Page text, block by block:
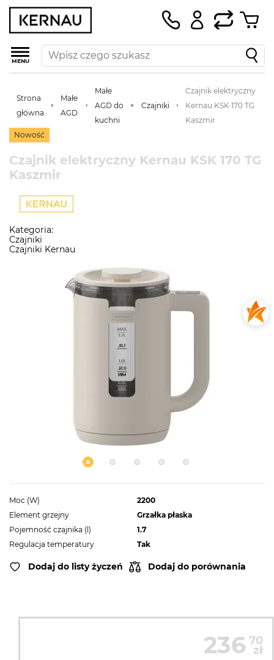
MENU
Strona
główna
Małe
AGD
Małe
AGD do
kuchni
Czajniki
Czajnik elektryczny
Kernau KSK 170 TG
Kaszmir
Nowość
Czajnik elektryczny Kernau KSK 170 TG
Kaszmir
Kategoria:
Czajniki
Czajniki Kernau
Moc (W)
2200
Element grzejny
Grzałka płaska
Pojemność czajnika (l)
1.7
Regulacja temperatury
Tak
Dodaj do listy życzeń Dodaj do porównania
236 70
zł